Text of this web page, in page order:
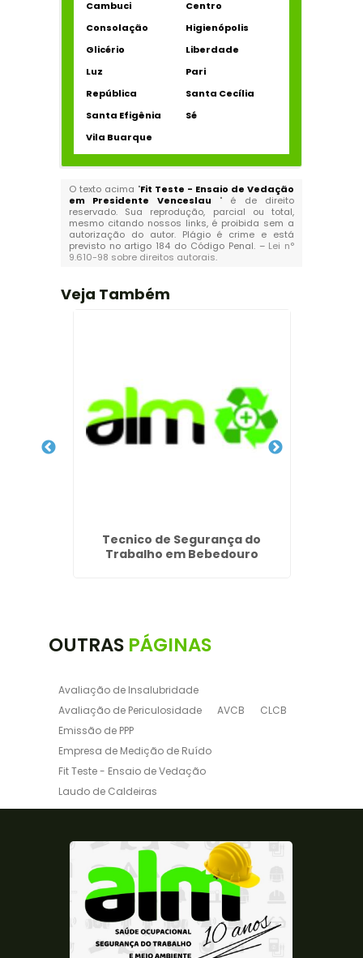
Cambuci
Centro
Consolação
Higienópolis
Glicério
Liberdade
Luz
Pari
República
Santa Cecília
Santa Efigênia
Sé
Vila Buarque
O texto acima "Fit Teste - Ensaio de Vedação
em Presidente Venceslau " é de direito
reservado. Sua reprodução, parcial ou total,
mesmo citando nossos links, é proibida sem a
autorização do autor. Plágio é crime e está
previsto no artigo 184 do Código Penal. – Lei n°
9.610-98 sobre direitos autorais.
Veja Também
Tecnico de Segurança do
Trabalho em Bebedouro
OUTRAS PÁGINAS
Avaliação de Insalubridade
Avaliação de Periculosidade
AVCB
CLCB
Emissão de PPP
Empresa de Medição de Ruído
Fit Teste - Ensaio de Vedação
Laudo de Caldeiras
Laudo de Insalubridade NR15
Laudo de Periculosidade e Insalubridade
Laudo de Ruido Ambiental
Laudo de Ruído e Vibração
Laudo de Ruído para Indústrias
Laudo de Vaso de Pressão
Laudo de Vibração Ambiental
Laudo Elétrico